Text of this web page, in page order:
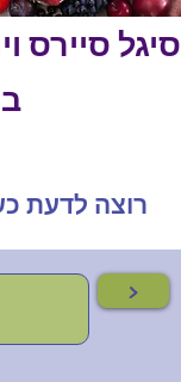
סיגל סיירס
רוצה לדעת
>